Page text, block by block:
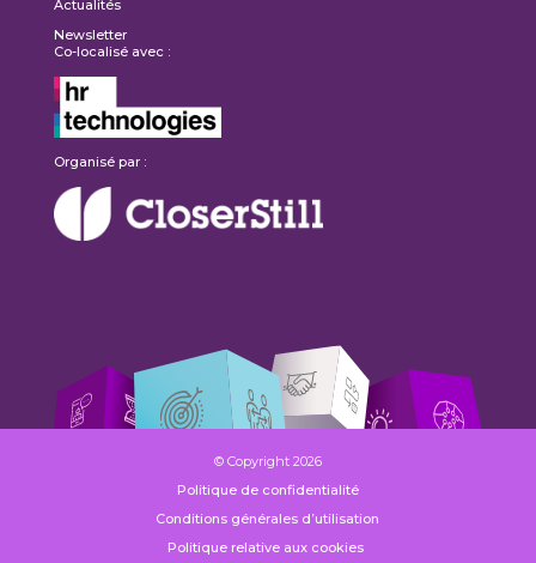
Actualités
Newsletter
Co-localisé avec :
Organisé par :
© Copyright 2026
Politique de confidentialité
Conditions générales d’utilisation
Politique relative aux cookies